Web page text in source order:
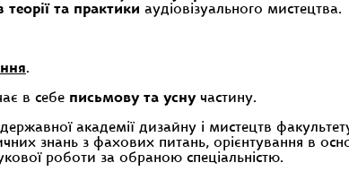
та практики аудіовізуального мистецтва.
.
в себе письмову та уснучастину.
академії дизайну і мистецтв
знань з фахових питань, орієнтування в
роботи за обраною спеціальністю.